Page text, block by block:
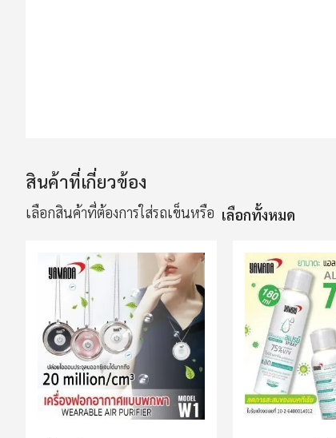
เลอ
รี
สินค้าที่เกี่ยวข้อง
เลือกสินค้าที่ต้องการใส่รถเข็นหรือ เลือกทั้งหมด